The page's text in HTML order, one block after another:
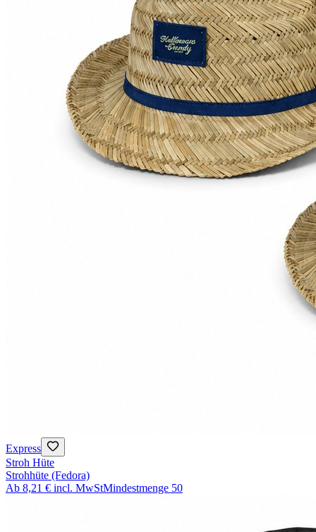
Express
Stroh Hüte
Strohhüte (Fedora)
Ab 8,21 € incl. MwStMindestmenge 50